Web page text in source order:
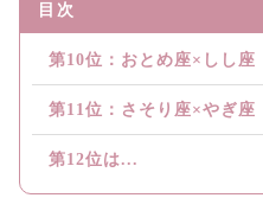
目次
第10位：おとめ座×しし座
第11位：さそり座×やぎ座
第12位は...